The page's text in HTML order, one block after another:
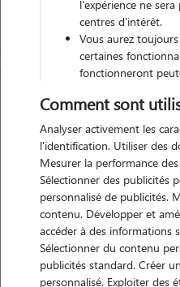
Motivation
j'adore les animaux, je garde
soeur, j'ai aussi une petite splitz
l'expérience ne
centres d'intérêt.
Vous aurez
certaines
fonctionneront
Comment sont
Analyser activement les
l'identification. Utiliser des
Mesurer la performance
Sélectionner des publicités
personnalisé de publicités.
contenu. Développer et
accéder à des informations
Sélectionner du contenu
publicités standard. Créer
personnalisé. Exploiter des